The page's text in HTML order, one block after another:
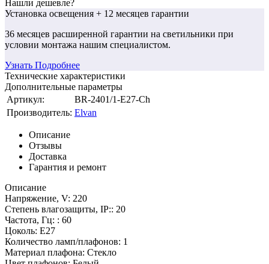
Нашли дешевле?
Установка освещения + 12 месяцев гарантии
36 месяцев расширенной гарантии на светильники при
условии монтажа нашим специалистом.
Узнать Подробнее
Технические характеристики
Дополнительные параметры
Артикул:
BR-2401/1-E27-Ch
Производитель: Elvan
Описание
Отзывы
Доставка
Гарантия и ремонт
Описание
Напряжение, V: 220
Степень влагозащиты, IP:: 20
Частота, Гц: : 60
Цоколь: E27
Количество ламп/плафонов: 1
Материал плафона: Стекло